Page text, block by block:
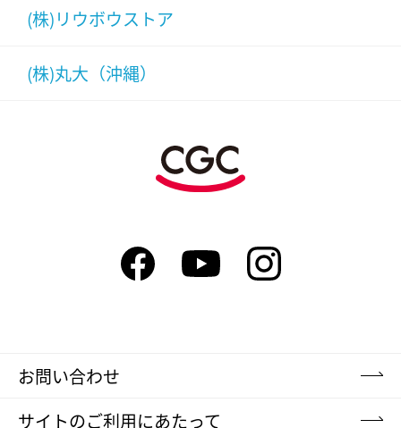
(株)リウボウストア
(株)丸大（沖縄）
お問い合わせ
サイトのご利用にあたって